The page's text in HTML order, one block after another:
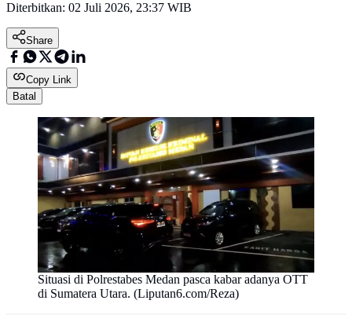
Diterbitkan: 02 Juli 2026, 23:37 WIB
Share
Copy Link
Batal
Situasi di Polrestabes Medan pasca kabar adanya OTT
di Sumatera Utara. (Liputan6.com/Reza)